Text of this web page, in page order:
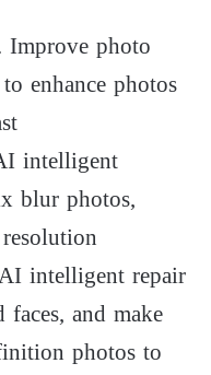
Improve photo
enhance photos
intelligent
blur photos,
intelligent repair
and make
photos to